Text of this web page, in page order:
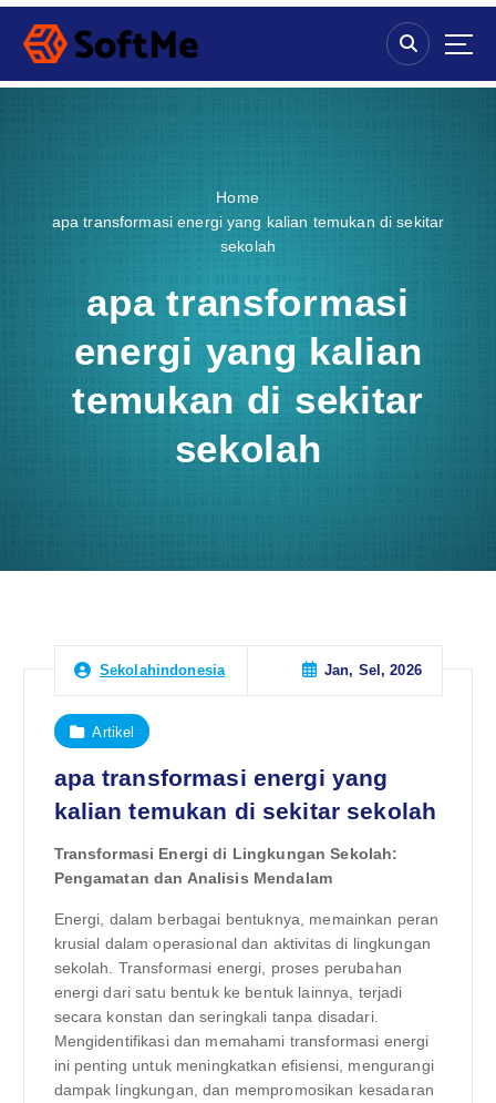
S
p
Home
apa transformasi energi yang kalian temukan di sekitar
sekolah
apa transformasi
energi yang kalian
temukan di sekitar
sekolah
Sekolahindonesia Jan, Sel, 2026
Artikel
apa transformasi energi yang
kalian temukan di sekitar sekolah
Transformasi Energi di Lingkungan Sekolah:
Pengamatan dan Analisis Mendalam
Energi, dalam berbagai bentuknya, memainkan peran
krusial dalam operasional dan aktivitas di lingkungan
sekolah. Transformasi energi, proses perubahan
energi dari satu bentuk ke bentuk lainnya, terjadi
secara konstan dan seringkali tanpa disadari.
Mengidentifikasi dan memahami transformasi energi
ini penting untuk meningkatkan efisiensi, mengurangi
dampak lingkungan, dan mempromosikan kesadaran